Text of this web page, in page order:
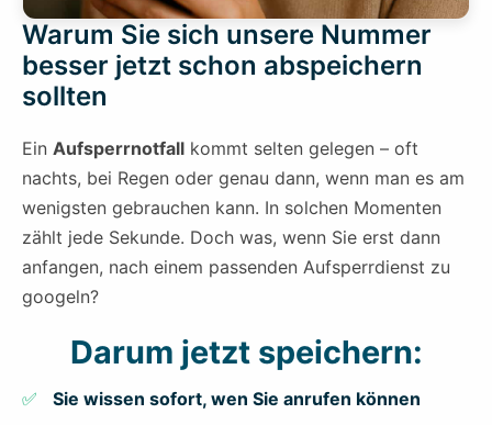
Warum Sie sich unsere Nummer
besser jetzt schon abspeichern
sollten
Ein Aufsperrnotfall kommt selten gelegen – oft
nachts, bei Regen oder genau dann, wenn man es am
wenigsten gebrauchen kann. In solchen Momenten
zählt jede Sekunde. Doch was, wenn Sie erst dann
anfangen, nach einem passenden Aufsperrdienst zu
googeln?
Darum jetzt speichern:
Sie wissen sofort, wen Sie anrufen können